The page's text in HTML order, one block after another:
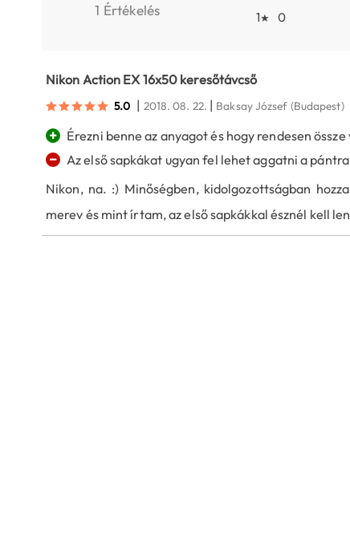
1 Értékelés
1★ 0
Nikon Action EX 16x50 keresőtávcső
5.0 | 2018. 08. 22. | Baksay József (Budapest)
+ Érezni benne az anyagot és hogy rendesen
− Az első sapkákat ugyan fel lehet aggatni a
Nikon, na. :) Minőségben, kidolgozottságban
merev és mint írtam, az első sapkákkal észnél kell